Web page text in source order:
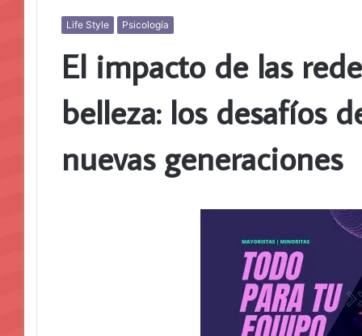
Life Style Psicología
El impacto de las
belleza: los desafíos
nuevas generaciones